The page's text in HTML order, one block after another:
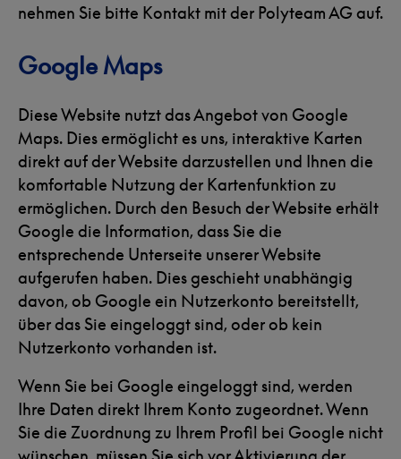
nehmen Sie bitte Kontakt mit der Polyteam AG auf.
Google Maps
Diese Website nutzt das Angebot von Google
Maps. Dies ermöglicht es uns, interaktive Karten
direkt auf der Website darzustellen und Ihnen die
komfortable Nutzung der Kartenfunktion zu
ermöglichen. Durch den Besuch der Website erhält
Google die Information, dass Sie die
entsprechende Unterseite unserer Website
aufgerufen haben. Dies geschieht unabhängig
davon, ob Google ein Nutzerkonto bereitstellt,
über das Sie eingeloggt sind, oder ob kein
Nutzerkonto vorhanden ist.
Wenn Sie bei Google eingeloggt sind, werden
Ihre Daten direkt Ihrem Konto zugeordnet. Wenn
Sie die Zuordnung zu Ihrem Profil bei Google nicht